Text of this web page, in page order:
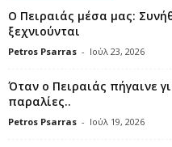
Ο Πειραιάς μέσα μας:
ξεχνιούνται
Petros Psarras - Ιούλ 23, 2026
Όταν ο Πειραιάς πήγαινε
παραλίες..
Petros Psarras - Ιούλ 19, 2026